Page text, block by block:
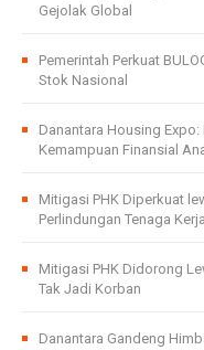
Gejolak Global
Pemerintah Perkuat
Stok Nasional
Danantara Housing
Kemampuan Finansial
Mitigasi PHK Diperkuat
Perlindungan Tenaga Kerja
Mitigasi PHK Didorong
Tak Jadi Korban
Danantara Gandeng